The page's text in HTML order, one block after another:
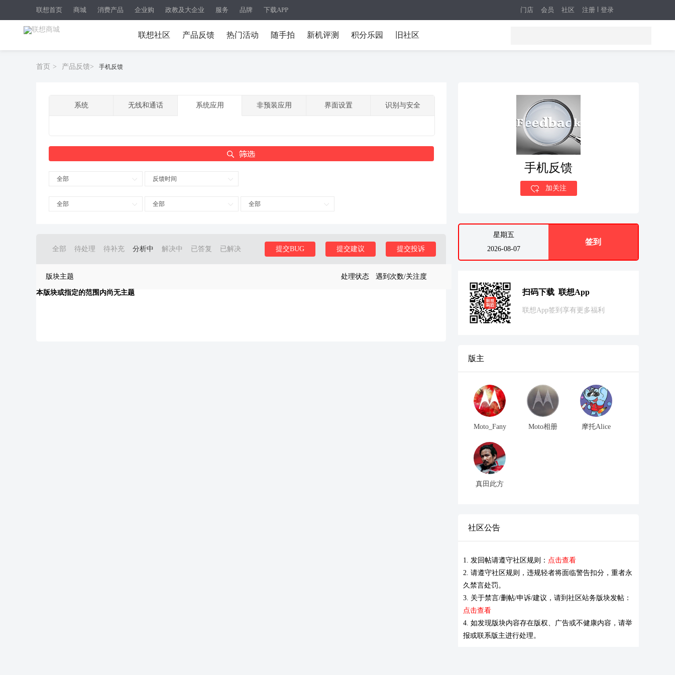
联想首页 商城 消费产品 企业购 政教及大企业 服务 品牌 下载APP 注册 登录
门店 会员 社区
联想社区 产品反馈 热门活动 随手拍 新机评测 积分乐园 旧社区
首页 > 产品反馈> 手机反馈
系统 无线和通话 系统应用 非预装应用 界面设置 识别与安全
全部 反馈时间
全部 全部 全部
全部 待处理 待补充 分析中 解决中 已答复 已解决 提交投诉
提交建议
提交BUG
版块主题 处理状态 遇到次数/关注度
本版块或指定的范围内尚无主题
手机反馈
加关注
星期五
2026-08-07
签到
扫码下载 联想App
联想App签到享有更多福利
版主
Moto_Fany Moto相册 摩托Alice
真田此方
社区公告
1. 发回帖请遵守社区规则： 点击查看
2. 请遵守社区规则，违规轻者将面临警告扣分，重者永
久禁言处罚。
3. 关于禁言/删帖/申诉/建议，请到社区站务版块发帖：
点击查看
4. 如发现版块内容存在版权、广告或不健康内容，请举
报或联系版主进行处理。